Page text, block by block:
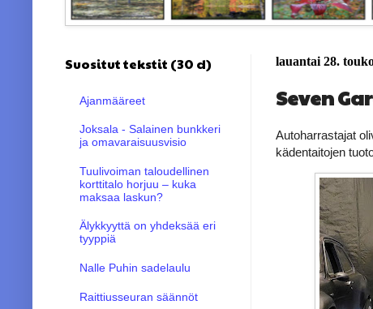
lauantai 28.
Seven
Autoharrastajat
kädentaitojen
Suositut tekstit (30 d)
Ajanmääreet
Joksala - Salainen bunkkeri
ja omavaraisuusvisio
Tuulivoiman taloudellinen
korttitalo horjuu – kuka
maksaa laskun?
Älykkyyttä on yhdeksää eri
tyyppiä
Nalle Puhin sadelaulu
Raittiusseuran säännöt